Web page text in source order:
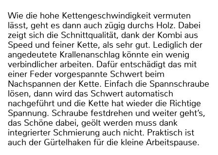
Wie die hohe Kettengeschwindigkeit vermuten
lässt, geht es dann auch zügig durchs Holz. Dabei
zeigt sich die Schnittqualität, dank der Kombi aus
Speed und feiner Kette, als sehr gut. Lediglich der
angedeutete Krallenanschlag könnte ein wenig
verbindlicher arbeiten. Dafür entschädigt das mit
einer Feder vorgespannte Schwert beim
Nachspannen der Kette. Einfach die Spannschraube
lösen, dann wird das Schwert automatisch
nachgeführt und die Kette hat wieder die Richtige
Spannung. Schraube festdrehen und weiter geht’s,
das Schöne dabei, geölt werden muss dank
integrierter Schmierung auch nicht. Praktisch ist
auch der Gürtelhaken für die kleine Arbeitspause.